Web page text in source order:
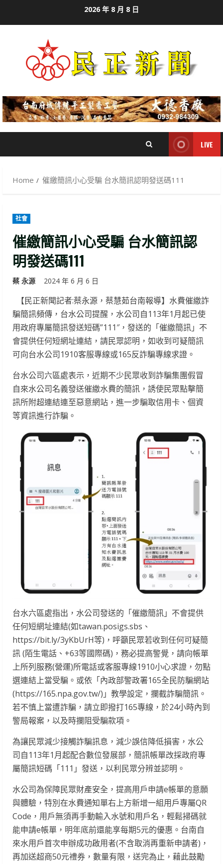
2026 年 8 月 8 日
LIVE
Home 催繳簡訊小心受騙 台水簡訊認明發送碼111
社會
催繳簡訊小心受騙 台水簡訊認
明發送碼111
蔡 永源 2024 年 6 月 6 日
【民正新聞記者:蔡永源，蔡慧茹台南報導】水費催繳詐
騙簡訊頻傳，台水公司提醒，水公司自113年1月起已使
用政府專屬簡訊發送短碼”111″，發送的「催繳簡訊」不
會提供任何短網址連結，請民眾認明，如收到可疑簡訊
可向台水公司1910客服專線或165反詐騙專線求證。
台水公司六區處表示，近期不少民眾收到詐騙集團假冒
自來水公司名義發送催繳水費的簡訊，誘使民眾點擊簡
訊所附超連結連至惡意網站，進一步騙取信用卡、個資
等資訊進行詐騙。
台水六區處指出，水公司發送的「催繳簡訊」不會提供
任何短網址連結(如tawan.posigs.sbs、
https://bit.ly/3yKbUrH等)，呼籲民眾若收到任何可疑簡
訊 (陌生電話、+63等國際碼)，務必提高警覺，請向帳單
上所列服務(營運)所電話或客服專線1910小心求證，勿點
選連結上當受騙。或依「內政部警政署165全民防騙網站
(https://165.npa.gov.tw/)」教學設定，攔截詐騙簡訊。
若不慎上當遭詐騙，請立即撥打165專線，於24小時內到
警局報案，以及時攔阻受騙款項。
為讓民眾減少接觸詐騙訊息，減少誤信降低損害，水公
司自113年1月起配合數位發展部，簡訊帳單改採政府專
屬簡訊短碼「111」發送，以利民眾分辨並認明。
水公司為保障民眾財產安全，提高用戶申請e帳單的意願
與體驗，特別在水費通知單右上方新增一組用戶專屬QR
Code，用戶無須再手動輸入水號和用戶名，輕鬆掃碼就
能申請e帳單，明年底前還能享每期5元的優惠。台南自
來水用戶首次申辦成功啟用者(不含取消再重新申請者)，
再加送超商50元禮券，數量有限，送完為止，藉此鼓勵